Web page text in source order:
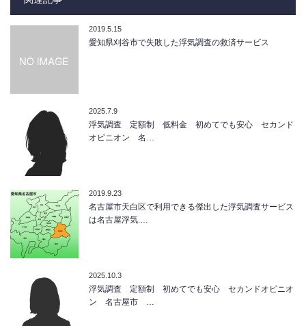
2019.5.15
愛知県刈谷市で失敗した浮気調査の救済サービス
2025.7.9
浮気調査 定額制 低料金 初めてでも安心 セカンド
オピニオン 名…
2019.9.23
名古屋市天白区で利用できる傑出した浮気調査サービス
は名古屋浮気.…
2025.10.3
浮気調査 定額制 初めてでも安心 セカンドオピニオ
ン 名古屋市 …